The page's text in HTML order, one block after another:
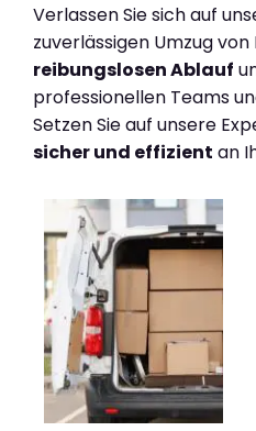
Verlassen Sie sich auf
zuverlässigen Umzug
reibungslosen Ablauf
professionellen Teams
Setzen Sie auf unsere
sicher und effizient an